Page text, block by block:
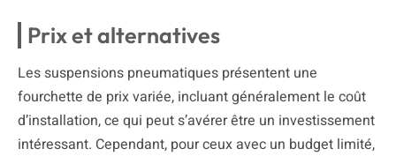
Prix et alternatives
Les suspensions pneumatiques présentent une
fourchette de prix variée, incluant généralement le coût
d’installation, ce qui peut s’avérer être un investissement
intéressant. Cependant, pour ceux avec un budget limité,